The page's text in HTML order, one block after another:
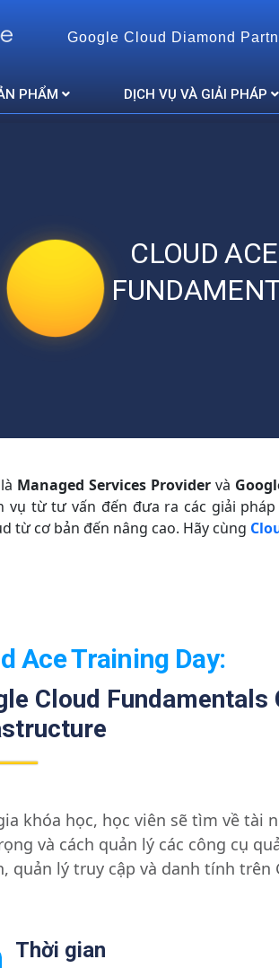
Google Cloud Diamond
PHẨM DỊCH VỤ VÀ GIẢI PHÁP
CLOUD
Managed Services Provider và
vụ từ tư vấn đến đưa ra các giải
từ cơ bản đến nâng cao. Hãy cùng
Ace Training Day:
Cloud Fundamentals
khóa học, học viên sẽ tìm về tài
và cách quản lý các công cụ
quản lý truy cập và danh tính trên
Thời gian